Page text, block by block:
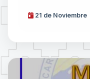
21 de Noviembre